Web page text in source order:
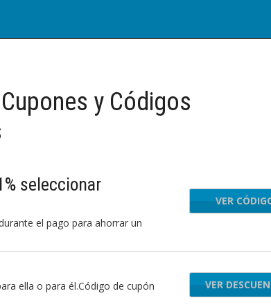
Cupones y Códigos
seleccionar
el pago para ahorrar un
VER
ella o para él.Código de cupón
VER